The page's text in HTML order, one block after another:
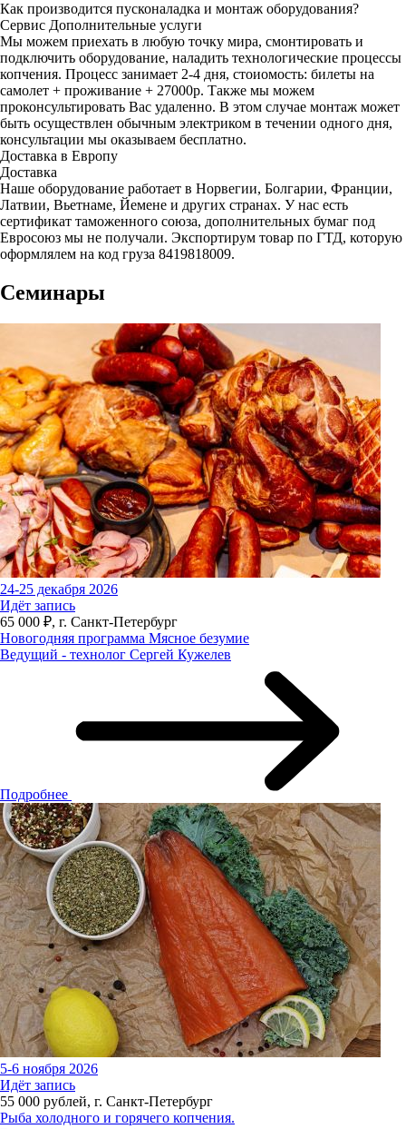
Как производится пусконаладка и монтаж оборудования?
Сервис Дополнительные услуги
Мы можем приехать в любую точку мира, смонтировать и
подключить оборудование, наладить технологические процессы
копчения. Процесс занимает 2-4 дня, стоиомость: билеты на
самолет + проживание + 27000р. Также мы можем
проконсультировать Вас удаленно. В этом случае монтаж может
быть осуществлен обычным электриком в течении одного дня,
консультации мы оказываем бесплатно.
Доставка в Европу
Доставка
Наше оборудование работает в Норвегии, Болгарии, Франции,
Латвии, Вьетнаме, Йемене и других странах. У нас есть
сертификат таможенного союза, дополнительных бумаг под
Евросоюз мы не получали. Экспортирум товар по ГТД, которую
оформлялем на код груза 8419818009.
Семинары
24-25 декабря 2026
Идёт запись
65 000 ₽, г. Санкт-Петербург
Новогодняя программа Мясное безумие
Ведущий - технолог Сергей Кужелев
Подробнее
5-6 ноября 2026
Идёт запись
55 000 рублей, г. Санкт-Петербург
Рыба холодного и горячего копчения.